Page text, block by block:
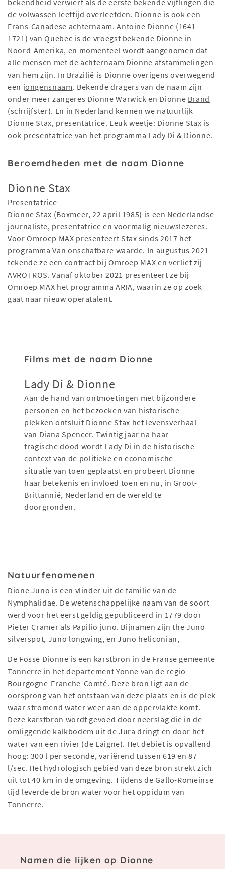
bekendheid verwierf als de eerste bekende vijflingen die
de volwassen leeftijd overleefden. Dionne is ook een
Frans-Canadese achternaam.Antoine Dionne (1641-
1721) van Quebec is de vroegst bekende Dionne in
Noord-Amerika, en momenteel wordt aangenomen dat
alle mensen met de achternaam Dionne afstammelingen
van hem zijn. In Brazilië is Dionne overigens overwegend
een jongensnaam. Bekende dragers van de naam zijn
onder meer zangeres Dionne Warwick en Dionne Brand
(schrijfster). En in Nederland kennen we natuurlijk
Dionne Stax, presentatrice. Leuk weetje: Dionne Stax is
ook presentatrice van het programma Lady Di & Dionne.
Beroemdheden met de naam Dionne
Dionne Stax
Presentatrice
Dionne Stax (Boxmeer, 22 april 1985) is een Nederlandse
journaliste, presentatrice en voormalig nieuwslezeres.
Voor Omroep MAX presenteert Stax sinds 2017 het
programma Van onschatbare waarde. In augustus 2021
tekende ze een contract bij Omroep MAX en verliet zij
AVROTROS. Vanaf oktober 2021 presenteert ze bij
Omroep MAX het programma ARIA, waarin ze op zoek
gaat naar nieuw operatalent.
Films met de naam Dionne
Lady Di & Dionne
Aan de hand van ontmoetingen met bijzondere
personen en het bezoeken van historische
plekken ontsluit Dionne Stax het levensverhaal
van Diana Spencer. Twintig jaar na haar
tragische dood wordt Lady Di in de historische
context van de politieke en economische
situatie van toen geplaatst en probeert Dionne
haar betekenis en invloed toen en nu, in Groot-
Brittannië, Nederland en de wereld te
doorgronden.
Natuurfenomenen
Dione Juno is een vlinder uit de familie van de
Nymphalidae. De wetenschappelijke naam van de soort
werd voor het eerst geldig gepubliceerd in 1779 door
Pieter Cramer als Papilio juno. Bijnamen zijn the Juno
silverspot, Juno longwing, en Juno heliconian,
De Fosse Dionne is een karstbron in de Franse gemeente
Tonnerre in het departement Yonne van de regio
Bourgogne-Franche-Comté. Deze bron ligt aan de
oorsprong van het ontstaan van deze plaats en is de plek
waar stromend water weer aan de oppervlakte komt.
Deze karstbron wordt gevoed door neerslag die in de
omliggende kalkbodem uit de Jura dringt en door het
water van een rivier (de Laigne). Het debiet is opvallend
hoog: 300 l per seconde, variërend tussen 619 en 87
l/sec. Het hydrologisch gebied van deze bron strekt zich
uit tot 40 km in de omgeving. Tijdens de Gallo-Romeinse
tijd leverde de bron water voor het oppidum van
Tonnerre.
Namen die lijken op Dionne